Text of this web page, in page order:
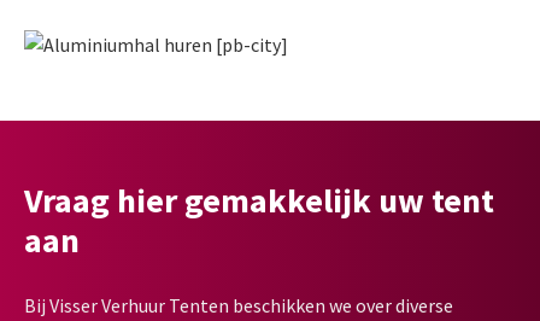
Vraag hier gemakkelijk uw tent
aan
Bij Visser Verhuur Tenten beschikken we over diverse